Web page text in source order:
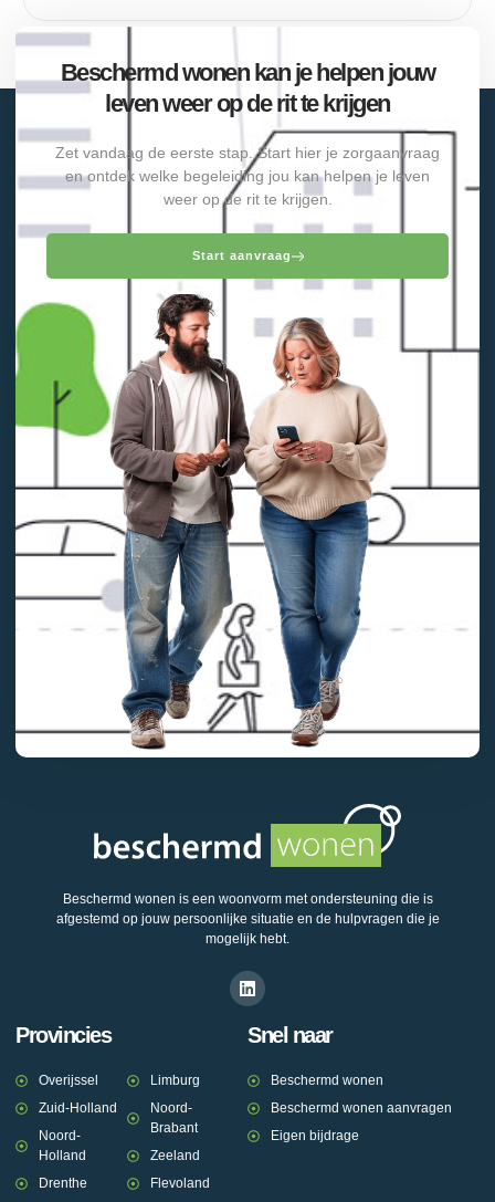
Beschermd wonen kan je helpen jouw
leven weer op de rit te krijgen
Zet vandaag de eerste stap. Start hier je zorgaanvraag
en ontdek welke begeleiding jou kan helpen je leven
weer op de rit te krijgen.
Start aanvraag
Beschermd wonen is een woonvorm met ondersteuning die is
afgestemd op jouw persoonlijke situatie en de hulpvragen die je
mogelijk hebt.
Provincies
Overijssel
Zuid-Holland
Noord-
Holland
Drenthe
Limburg
Noord-
Brabant
Zeeland
Flevoland
Snel naar
Beschermd wonen
Beschermd wonen aanvragen
Eigen bijdrage